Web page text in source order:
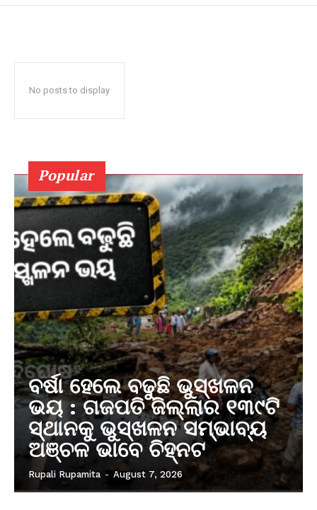
No posts to display
Popular
ବର୍ଷା ହେଲେ ବଢୁଛି ଭୁସ୍ଖଳନ
ଭୟ : ଗଜପତି ଜିଲ୍ଲାର ୧୩୯ଟି
ସ୍ଥାନକୁ ଭୁସ୍ଖଳନ ସମ୍ଭାବ୍ୟ
ଅଞ୍ଚଳ ଭାବେ ଚିହ୍ନଟ
Rupali Rupamita - August 7, 2026